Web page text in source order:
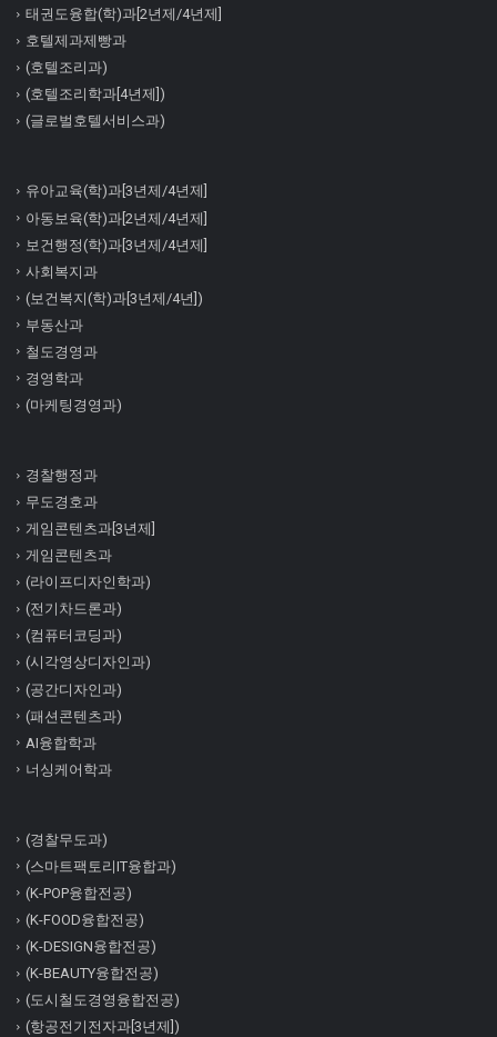
태권도융합(학)과[2년제/4년제]
호텔제과제빵과
(호텔조리과)
(호텔조리학과[4년제])
(글로벌호텔서비스과)
유아교육(학)과[3년제/4년제]
아동보육(학)과[2년제/4년제]
보건행정(학)과[3년제/4년제]
사회복지과
(보건복지(학)과[3년제/4년])
부동산과
철도경영과
경영학과
(마케팅경영과)
경찰행정과
무도경호과
게임콘텐츠과[3년제]
게임콘텐츠과
(라이프디자인학과)
(전기차드론과)
(컴퓨터코딩과)
(시각영상디자인과)
(공간디자인과)
(패션콘텐츠과)
AI융합학과
너싱케어학과
(경찰무도과)
(스마트팩토리IT융합과)
(K-POP융합전공)
(K-FOOD융합전공)
(K-DESIGN융합전공)
(K-BEAUTY융합전공)
(도시철도경영융합전공)
(항공전기전자과[3년제])